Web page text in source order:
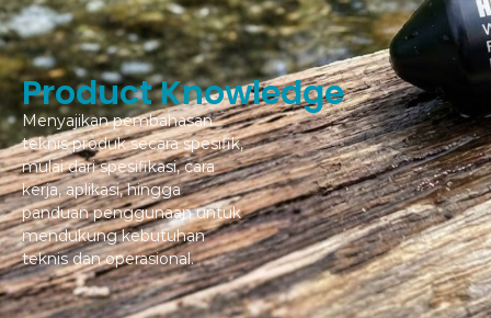
Product Knowledge
Menyajikan pembahasan
teknis produk secara spesifik,
mulai dari spesifikasi, cara
kerja, aplikasi, hingga
panduan penggunaan untuk
mendukung kebutuhan
teknis dan operasional.